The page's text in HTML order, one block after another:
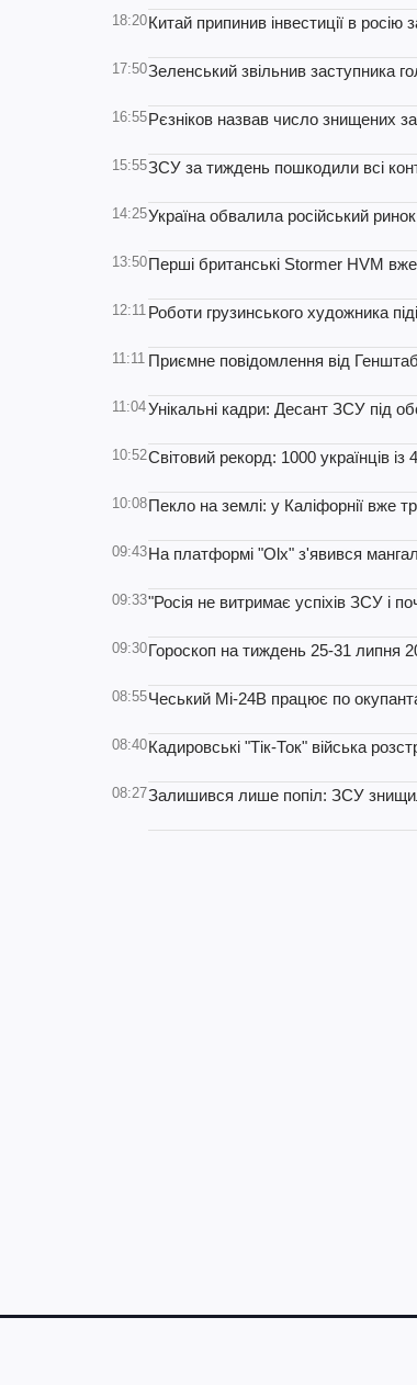
18:20Китай припинив інвестиції в
17:50Зеленський звільнив заступника
16:55Рєзніков назвав число знищених
15:55ЗСУ за тиждень пошкодили всі
14:25Україна обвалила російський
13:50Перші британські Stormer HVM
12:11 Роботи грузинського художника
11:11 Приємне повідомлення від
11:04Унікальні кадри: Десант ЗСУ під
10:52Світовий рекорд: 1000 українців
10:08Пекло на землі: у Каліфорнії вже
09:43На платформі "Оlx" з'явився
09:33"Росія не витримає успіхів ЗСУ і
09:30Гороскоп на тиждень 25-31 липня
08:55Чеський Мі-24В працює по
08:40Кадировські "Тік-Ток" війська
08:27Залишився лише попіл: ЗСУ